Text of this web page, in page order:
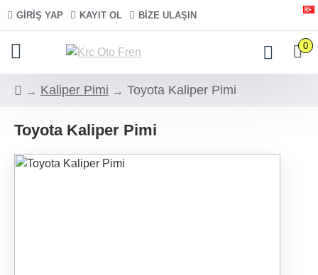
GIRIŞ YAP KAYIT OL BIZE ULAŞIN
0
Kaliper Pimi Toyota Kaliper Pimi
Toyota Kaliper Pimi